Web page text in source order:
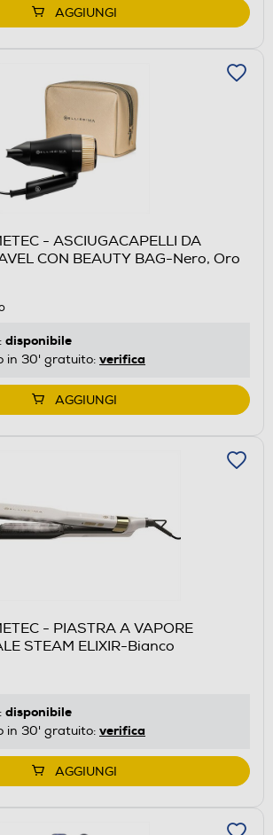
AGGIUNGI
- ASCIUGACAPELLI DA
CON BEAUTY BAG-Nero, Oro
disponibile
in 30' gratuito: verifica
AGGIUNGI
- PIASTRA A VAPORE
STEAM ELIXIR-Bianco
disponibile
in 30' gratuito: verifica
AGGIUNGI